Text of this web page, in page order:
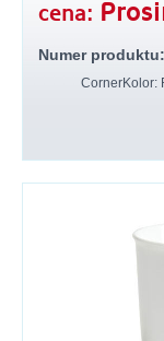
cena:
Numer
CornerKolor: